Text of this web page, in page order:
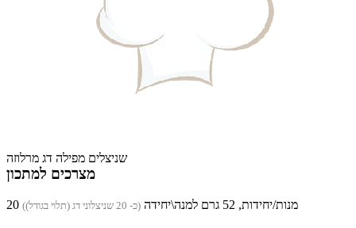
שניצלים מפילה דג מרלוזה
מצרכים למתכון
20 מנות/יחידות, 52 גרם למנה\יחידה (כ- 20 שניצלוני דג (תלוי בגודל))